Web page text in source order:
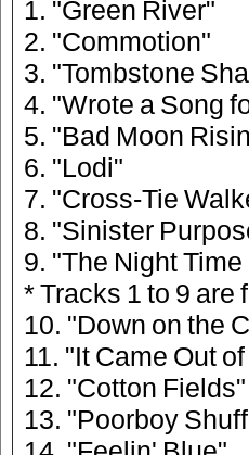
1. "Green River"
2. "Commotion"
3. "Tombstone
4. "Wrote a Song
5. "Bad Moon
6. "Lodi"
7. "Cross-Tie
8. "Sinister
9. "The Night
* Tracks 1 to 9 are
10. "Down on the
11. "It Came Out
12. "Cotton Fields"
13. "Poorboy